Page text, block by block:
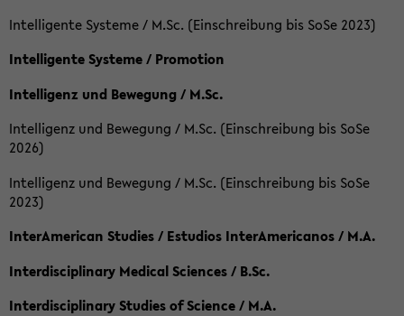
Intelligente Systeme / M.Sc. (Einschreibung bis SoSe 2023)
Intelligente Systeme / Promotion
Intelligenz und Bewegung / M.Sc.
Intelligenz und Bewegung / M.Sc. (Einschreibung bis SoSe
2026)
Intelligenz und Bewegung / M.Sc. (Einschreibung bis SoSe
2023)
InterAmerican Studies / Estudios InterAmericanos / M.A.
Interdisciplinary Medical Sciences / B.Sc.
Interdisciplinary Studies of Science / M.A.